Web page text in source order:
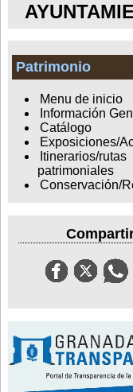
Patrimonio
Menu de inicio
Información
Catálogo
Exposiciones/
Itinerarios/rutas
patrimoniales
Conservación/